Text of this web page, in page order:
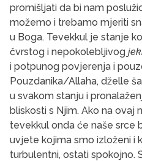
promišljati da bi nam
možemo i trebamo mjeriti
u Boga. Tevekkul je stanje
čvrstog i nepokolebljivog
i potpunog povjerenja i
Pouzdanika/Allaha, dželle
u svakom stanju i
bliskosti s Njim. Ako na ovaj
tevekkul onda će naše srce
uvjete kojima smo izloženi i
turbulentni, ostati spokojno.